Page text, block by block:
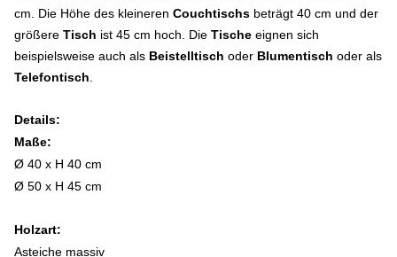
cm. Die Höhe des kleineren Couchtischs beträgt 40 cm und der
größere Tisch ist 45 cm hoch. Die Tische eignen sich
beispielsweise auch als Beistelltisch oder Blumentisch oder als
Telefontisch
Details:
Maße:
Ø 40 x H 40 cm
Ø 50 x H 45 cm
Holzart:
Asteiche massiv